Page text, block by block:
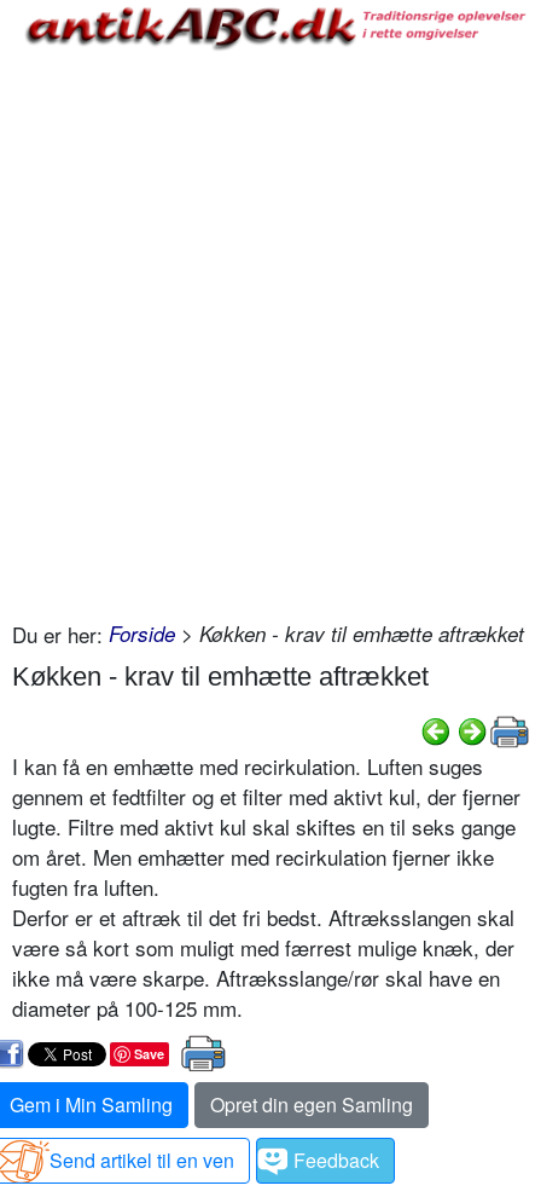
Du er her: Forside > Køkken - krav til emhætte aftrækket
Køkken - krav til emhætte aftrækket
I kan få en emhætte med recirkulation. Luften suges
gennem et fedtfilter og et filter med aktivt kul, der fjerner
lugte. Filtre med aktivt kul skal skiftes en til seks gange
om året. Men emhætter med recirkulation fjerner ikke
fugten fra luften.
Derfor er et aftræk til det fri bedst. Aftræksslangen skal
være så kort som muligt med færrest mulige knæk, der
ikke må være skarpe. Aftræksslange/rør skal have en
diameter på 100-125 mm.
Save
Gem i Min Samling
Opret din egen Samling
Send artikel til en ven
Feedback